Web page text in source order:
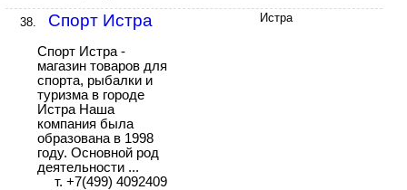
38. Спорт Истра
Спорт Истра -
магазин товаров для
спорта, рыбалки и
туризма в городе
Истра Наша
компания была
образована в 1998
году. Основной род
деятельности ...
т. +7(499) 4092409
Истра